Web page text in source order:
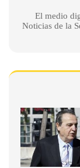
El medio
Noticias de la